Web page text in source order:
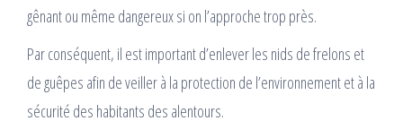
gênant ou même dangereux si on l’approche trop près.
Par conséquent, il est important d’enlever les nids de frelons et
de guêpes afin de veiller à la protection de l’environnement et à la
sécurité des habitants des alentours.